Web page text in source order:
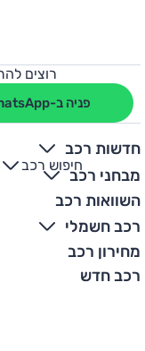
רוצים
פניה ב-WhatsApp
חדשות רכב
מבחני רכב
השוואות רכב
רכב חשמלי
מחירון רכב
רכב חדש
חיפוש רכב
+
-